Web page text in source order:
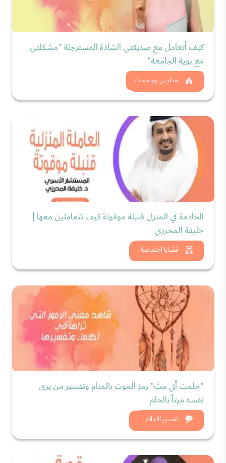
مدارس وجامعات
كيف أتعامل مع صديقتي الشاذة المسترجلة "مشكلتي
مع بوية الجامعة"
شاهد الان
قضايا اجتماعية
الخادمة في المنزل قنبلة موقوتة كيف تتعاملين معها |
خليفة المحرزي
شاهد الان
تفسير الاحلام
"حلمت أني متّ" رمز الموت بالمنام وتفسير من يرى
نفسه ميتاً بالحلم
شاهد الان